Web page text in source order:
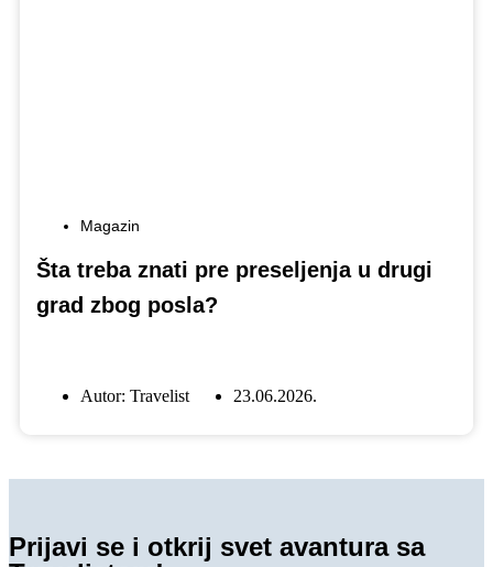
Magazin
Šta treba znati pre preseljenja u drugi
grad zbog posla?
Autor: Travelist 23.06.2026.
Prijavi se i otkrij svet avantura sa